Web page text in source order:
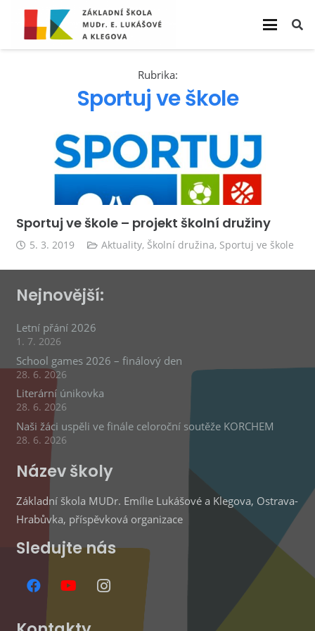
Rubrika:
Sportuj ve škole
Sportuj ve škole – projekt školní družiny
5. 3. 2019 Aktuality, Školní družina, Sportuj ve škole
Nejnovější:
Letní přání 2026
1. 7. 2026
School games 2026 – finálový den
28. 6. 2026
Literární únikovka
28. 6. 2026
Naši žáci uspěli ve finále celoroční soutěže KORCHEM
28. 6. 2026
Název školy
Základní škola MUDr. Emílie Lukášové a Klegova, Ostrava-
Hrabůvka, příspěvková organizace
Sledujte nás